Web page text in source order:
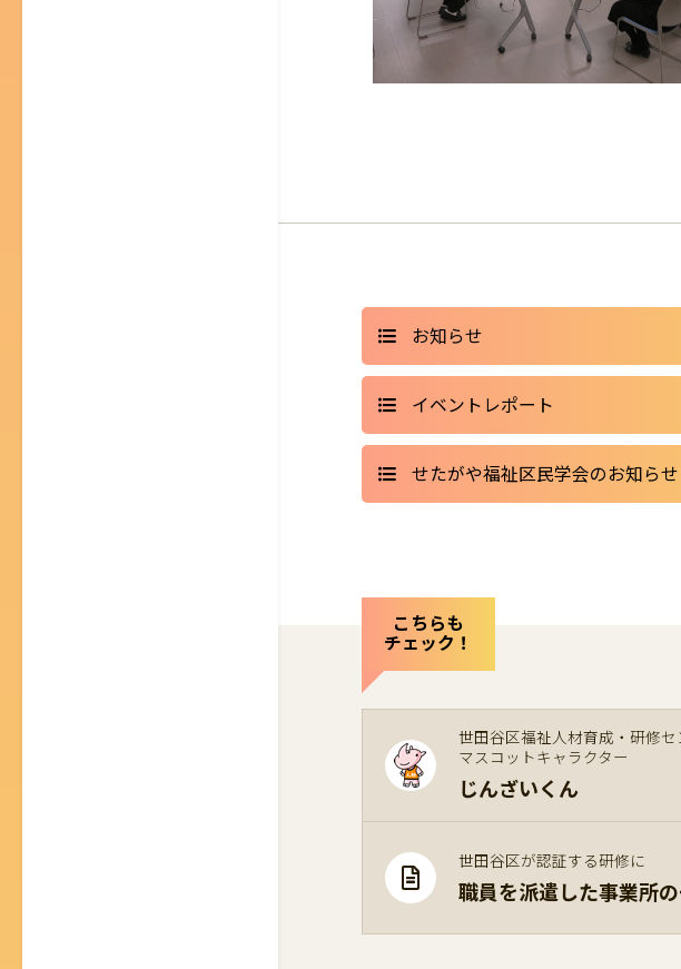
お知らせ
イベントレポート
せたがや福祉区民学会のお知らせ
こちらも
チェック！
世田谷区福祉人材育成・研修セ
マスコットキャラクター
じんざいくん
世田谷区が認証する研修に
職員を派遣した事業所